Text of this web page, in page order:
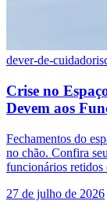
dever-de-cuidado
Crise no
Devem aos
Fechamentos do
no chão. Confira
funcionários retidos
27 de julho de 2026